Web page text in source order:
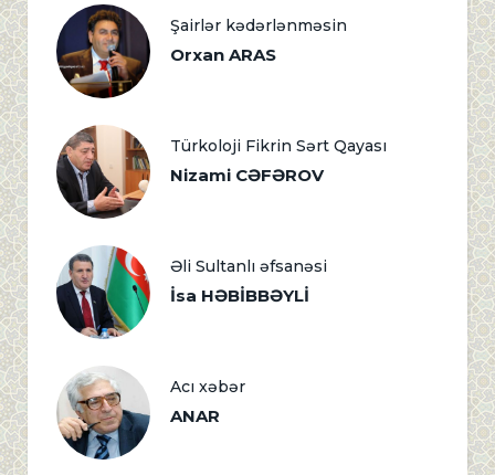
Şairlər kədərlənməsin
Orxan ARAS
Türkoloji Fikrin Sərt Qayası
Nizami CƏFƏROV
Əli Sultanlı əfsanəsi
İsa HƏBİBBƏYLİ
Acı xəbər
ANAR